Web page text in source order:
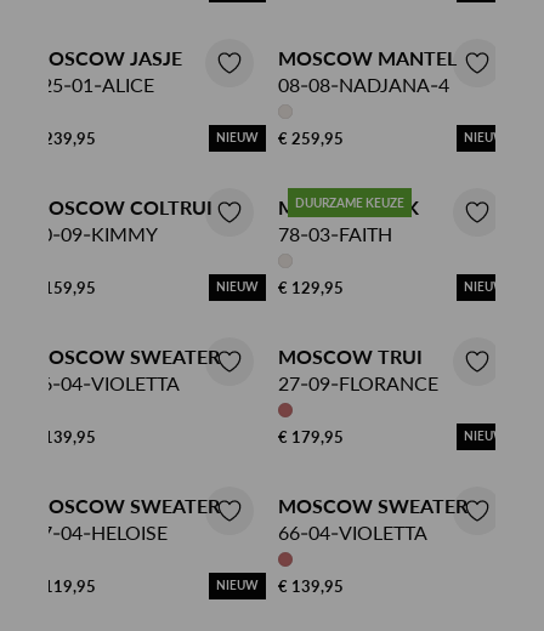
MOSCOW JASJE
125-01-ALICE
€ 239,95 NIEUW
MOSCOW MANTEL
08-08-NADJANA-4
€ 259,95 NIEUW
MOSCOW COLTRUI
40-09-KIMMY
€ 159,95 NIEUW
DUURZAME KEUZE
MOSCOW ROK
78-03-FAITH
€ 129,95 NIEUW
MOSCOW SWEATER
66-04-VIOLETTA
€ 139,95
MOSCOW TRUI
27-09-FLORANCE
€ 179,95 NIEUW
MOSCOW SWEATER
77-04-HELOISE
€ 119,95 NIEUW
MOSCOW SWEATER
66-04-VIOLETTA
€ 139,95